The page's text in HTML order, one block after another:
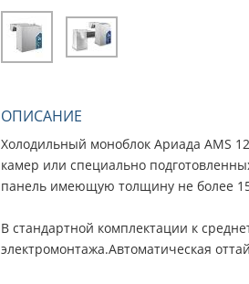
ОПИСАНИЕ
Холодильный моноблок Ариада AMS
камер или специально
панель имеющую толщину не более
В стандартной комплектации к
электромонтажа.Автоматическая